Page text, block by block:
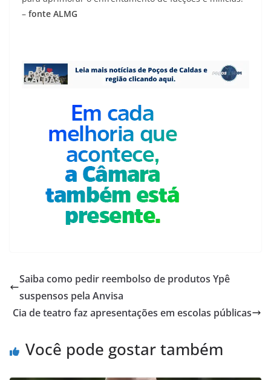
– fonte ALMG
Saiba como pedir reembolso de produtos Ypê
suspensos pela Anvisa
Cia de teatro faz apresentações em escolas públicas
Você pode gostar também